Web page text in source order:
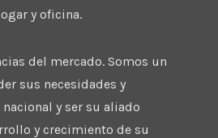
y oficina.
del mercado. Somos un
sus necesidades y
y ser su aliado
y crecimiento de su